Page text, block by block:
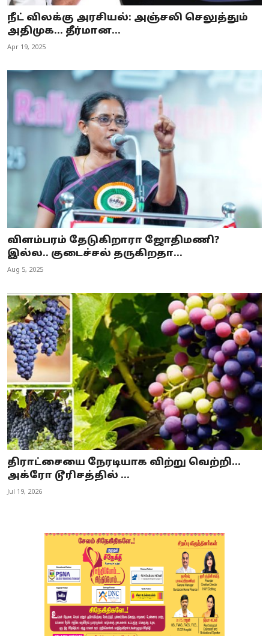
நீட் விலக்கு அரசியல்: அஞ்சலி செலுத்தும்
அதிமுக… தீர்மான...
Apr 19, 2025
விளம்பரம் தேடுகிறாரா ஜோதிமணி?
இல்ல.. குடைச்சல் தருகிறதா...
Aug 5, 2025
திராட்சையை நேரடியாக விற்று வெற்றி...
அக்ரோ டூரிசத்தில் ...
Jul 19, 2026